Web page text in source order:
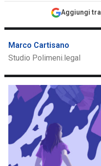
Aggiungi
Marco Cartisano
Studio Polimeni.legal